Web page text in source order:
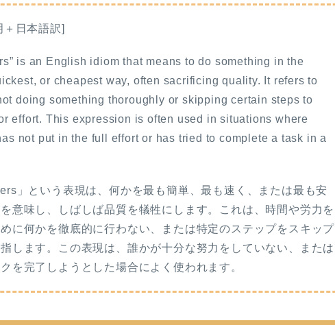
＋日本語訳]
is an English idiom that means to do something in the
or cheapest way, often sacrificing quality. It refers to
doing something thoroughly or skipping certain steps to
effort. This expression is often used in situations where
not put in the full effort or has tried to complete a task in a
」という表現は、何かを最も簡単、最も速く、または最も安
意味し、しばしば品質を犠牲にします。これは、時間や労力を
に何かを徹底的に行わない、または特定のステップをスキップ
します。この表現は、誰かが十分な努力をしていない、または
を完了しようとした場合によく使われます。